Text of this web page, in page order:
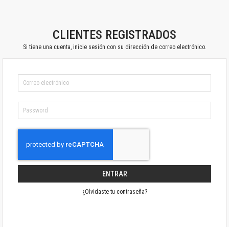
CLIENTES REGISTRADOS
Si tiene una cuenta, inicie sesión con su dirección de correo electrónico.
ENTRAR
¿Olvidaste tu contraseña?